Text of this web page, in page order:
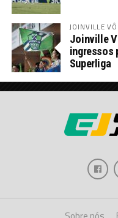
JOINVILLE
Joinville
ingressos
Superliga